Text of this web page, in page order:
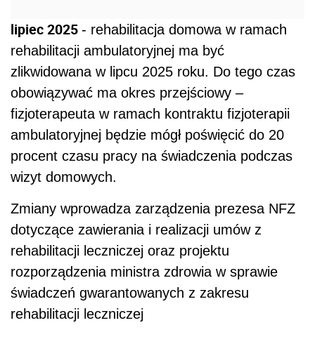
lipiec 2025 - rehabilitacja domowa w ramach
rehabilitacji ambulatoryjnej ma być
zlikwidowana w lipcu 2025 roku. Do tego czas
obowiązywać ma okres przejściowy –
fizjoterapeuta w ramach kontraktu fizjoterapii
ambulatoryjnej będzie mógł poświęcić do 20
procent czasu pracy na świadczenia podczas
wizyt domowych.
Zmiany wprowadza zarządzenia prezesa NFZ
dotyczące zawierania i realizacji umów z
rehabilitacji leczniczej oraz projektu
rozporządzenia ministra zdrowia w sprawie
świadczeń gwarantowanych z zakresu
rehabilitacji leczniczej